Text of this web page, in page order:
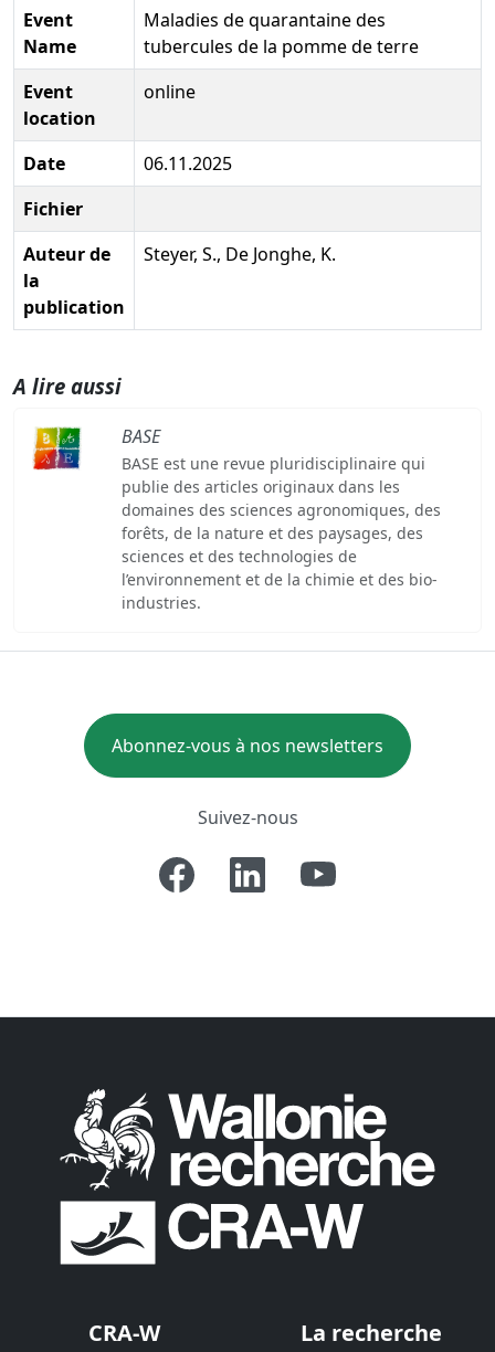
Event
Name
Maladies de quarantaine des
tubercules de la pomme de terre
Event
location
online
Date
06.11.2025
Fichier
Auteur de
la
publication
Steyer, S., De Jonghe, K.
A lire aussi
BASE
BASE est une revue pluridisciplinaire qui
publie des articles originaux dans les
domaines des sciences agronomiques, des
forêts, de la nature et des paysages, des
sciences et des technologies de
l’environnement et de la chimie et des bio-
industries.
Abonnez-vous à nos newsletters
Suivez-nous
CRA-W La recherche